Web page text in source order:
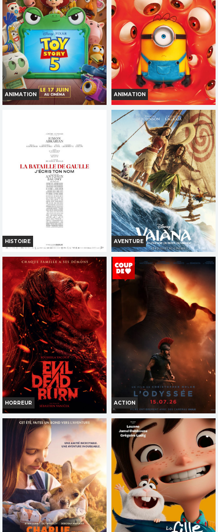
Bande-annonce
Réservation
AVERT. TOUT PUBLIC
VF
Bande-annonce
Réservation
INT. -12ans
VF
ANIMATION
Horaires et Infos
Bande-annonce
Réservation
TOUT PUBLIC
ANIMATION
DES MINIONS ET DES
MONSTRES
Horaires et Infos
Bande-annonce
Réservation
TOUT PUBLIC
HISTOIRE
LA BATAILLE DE GAULLE -
PARTIE 2 : J'ÉCRIS TON NOM
Horaires et Infos
Bande-annonce
Réservation
TOUT PUBLIC
VF
AVENTURE
VAIANA, LA LÉGENDE DU BOUT
DU MONDE
Horaires et Infos
Bande-annonce
TOUT PUBLIC
VF
HORREUR
EVIL DEAD BURN
Horaires et Infos
Bande-annonce
Réservation
INT. -16ans
VF
ACTION
L'ODYSSÉE
Horaires et Infos
Bande-annonce
Réservation
INT. -12ans
VF
VOST